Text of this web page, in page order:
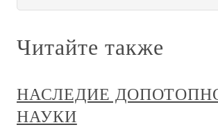
Читайте также
НАСЛЕДИЕ
НАУКИ